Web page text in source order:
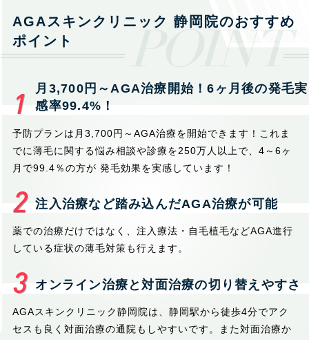
AGAスキンクリニック 静岡院のおすすめ
ポイント
月3,700円～AGA治療開始！6ヶ月後の発毛実
感率99.4%！
予防プランは月3,700円～AGA治療を開始できます！これま
でに薄毛に関する悩み相談や診療を250万人以上で、4～6ヶ
月で99.4％の方が 発毛効果を実感しています！
注入治療など踏み込んだAGA治療が可能
薬での治療だけではなく、注入療法・自毛植毛などAGA進行
している症状の薄毛対策も行えます。
オンライン治療と対面治療の切り替えやすさ
AGAスキンクリニック静岡院は、静岡駅から徒歩4分でアク
セスも良く対面治療の通院もしやすいです。また対面治療か